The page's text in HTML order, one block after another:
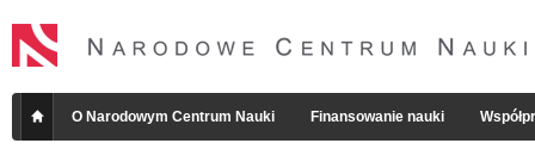
O Narodowym Centrum Nauki Finansowanie nauki